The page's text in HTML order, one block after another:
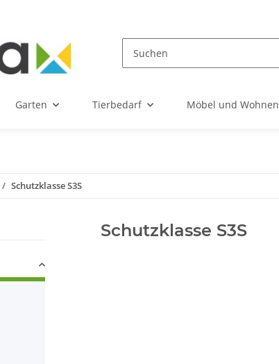
Garten Tierbedarf Möbel und Wohnen
Schutzklasse S3S
Schutzklasse S3S